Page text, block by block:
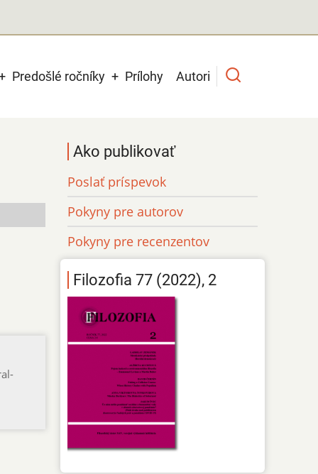
Predošlé ročníky Prílohy Autori
Ako publikovať
Poslať príspevok
Pokyny pre autorov
Pokyny pre recenzentov
Filozofia 77 (2022), 2